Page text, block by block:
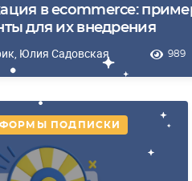
в ecommerce:
для их внедрения
, Юлия Садовская 989
ПОДПИСКИ